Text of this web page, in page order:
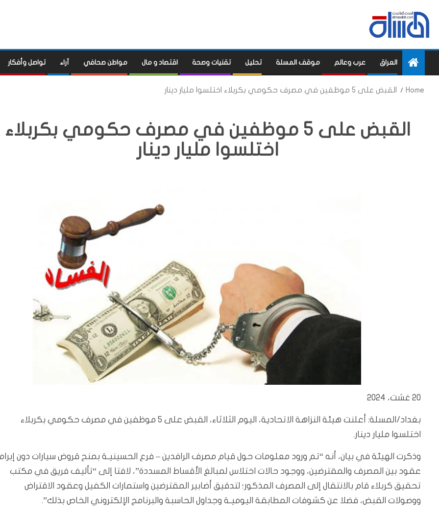
العراق عرب وعالم موقف المسلة تحليل تقنيات وصحة اقتصاد و مال مواطن صحافي آراء تواصل وأفكار
Home القبض على 5 موظفين في مصرف حكومي بكربلاء اختلسوا مليار دينار
القبض على 5 موظفين في مصرف حكومي بكربلاء
اختلسوا مليار دينار
20 غشت، 2024
بغداد/المسلة:
أعلنت هيئة النزاهة الاتحادية، اليوم الثلاثاء، القبض على 5 موظفين في مصرف حكومي بكربلاء
اختلسوا مليار دينار.
وذكرت الهيئة في بيان، أنه “تم ورود معلومات حول قيام مصرف الرافدين – فرع الحسينيـة بمنح قروض سيارات دون
عقود بين المصرف والمقترضين، ووجود حالات اختلاس لمبالغ الأقساط المسددة”، لافتا إلى “تأليف فريق في مكتب
تحقيق كربلاء قام بالانتقال إلى المصرف المذكور؛ لتدقيق أضابير المقترضين واستمارات الكفيل وعقود الاقتراض
ووصولات القبض، فضلا عن كشوفات المطابقة اليوميـة وجداول الحاسبة والبرنامج الإلكتروني الخاص بذلك”.